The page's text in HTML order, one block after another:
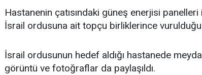
Hastanenin çatısındaki güneş enerjisi panelleri
İsrail ordusuna ait topçu birliklerince
İsrail ordusunun hedef aldığı hastanede
görüntü ve fotoğraflar da paylaşıldı.